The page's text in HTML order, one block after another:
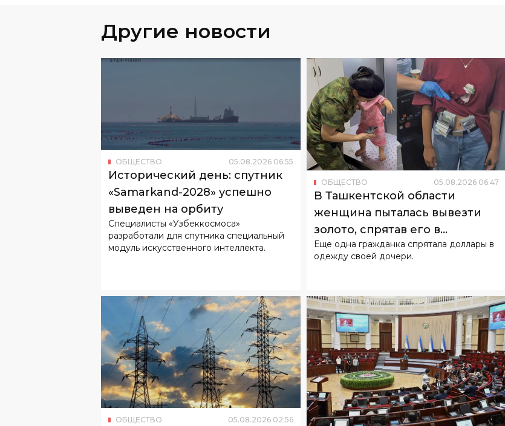
Другие новости
ОБЩЕСТВО 05.08.2026 06:55
Исторический день: спутник
«Samarkand-2028» успешно
выведен на орбиту
Специалисты «Узбеккосмоса»
разработали для спутника специальный
модуль искусственного интеллекта.
ОБЩЕСТВО 05.08.2026 06:47
В Ташкентской области
женщина пыталась вывезти
золото, спрятав его в
подгузнике ребенка
Еще одна гражданка спрятала доллары в
одежду своей дочери.
ОБЩЕСТВО 05.08.2026 02:56